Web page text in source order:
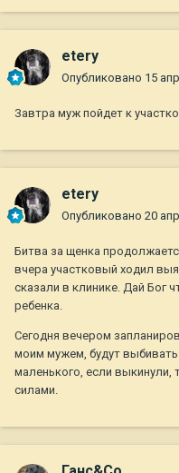
etery
Опубликовано 15
Завтра муж пойдет к
etery
Опубликовано 20
Битва за щенка
вчера участковый ходил
сказали в клинике. Дай Бог
ребенка.
Сегодня вечером
моим мужем, будут
маленького, если выкинули,
силами.